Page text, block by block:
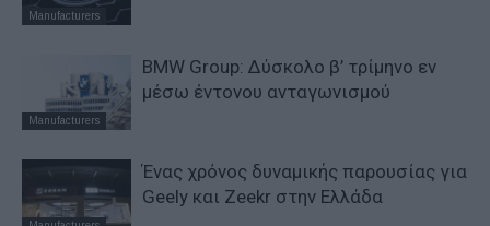
Manufacturers
Manufacturers
BMW Group: Δύσκολο β’ τρίμηνο εν
μέσω έντονου ανταγωνισμού
Ένας χρόνος δυναμικής παρουσίας για
Geely και Zeekr στην Ελλάδα